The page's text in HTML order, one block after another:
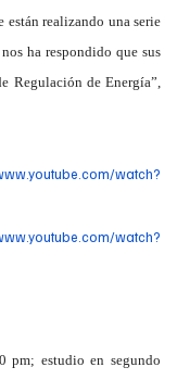
están realizando una serie
ha respondido que sus
Regulación de Energía”,
watch?
watch?
pm; estudio en segundo